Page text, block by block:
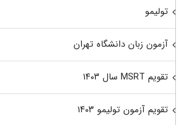
تولیمو
آزمون زبان دانشگاه تهران
تقویم MSRT سال ۱۴۰۳
تقویم آزمون تولیمو ۱۴۰۳